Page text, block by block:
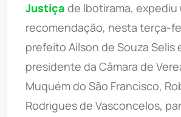
Justiça de Ibotirama, expediu
recomendação, nesta terça-
prefeito Ailson de Souza Selis
presidente da Câmara de
Muquém do São Francisco,
Rodrigues de Vasconcelos,